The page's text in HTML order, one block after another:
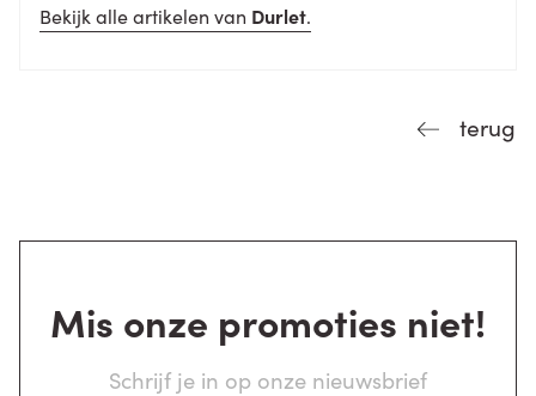
Bekijk alle artikelen van Durlet.
terug
Mis onze promoties niet!
Schrijf je in op onze nieuwsbrief